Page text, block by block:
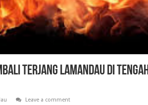
Terjang Lamandau di Tengah
Leave a comment